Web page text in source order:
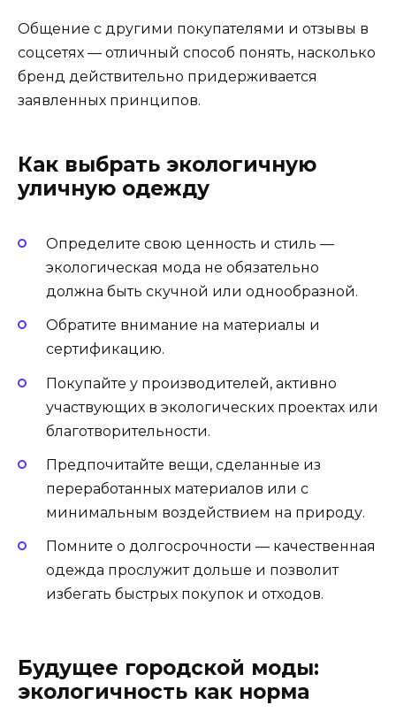
Общение с другими покупателями и отзывы в
соцсетях — отличный способ понять, насколько
бренд действительно придерживается
заявленных принципов.
Как выбрать экологичную
уличную одежду
Определите свою ценность и стиль —
экологическая мода не обязательно
должна быть скучной или однообразной.
Обратите внимание на материалы и
сертификацию.
Покупайте у производителей, активно
участвующих в экологических проектах или
благотворительности.
Предпочитайте вещи, сделанные из
переработанных материалов или с
минимальным воздействием на природу.
Помните о долгосрочности — качественная
одежда прослужит дольше и позволит
избегать быстрых покупок и отходов.
Будущее городской моды:
экологичность как норма